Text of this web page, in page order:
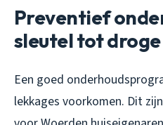
Preventief
sleutel tot
Een goed
lekkages voorkomen. Dit